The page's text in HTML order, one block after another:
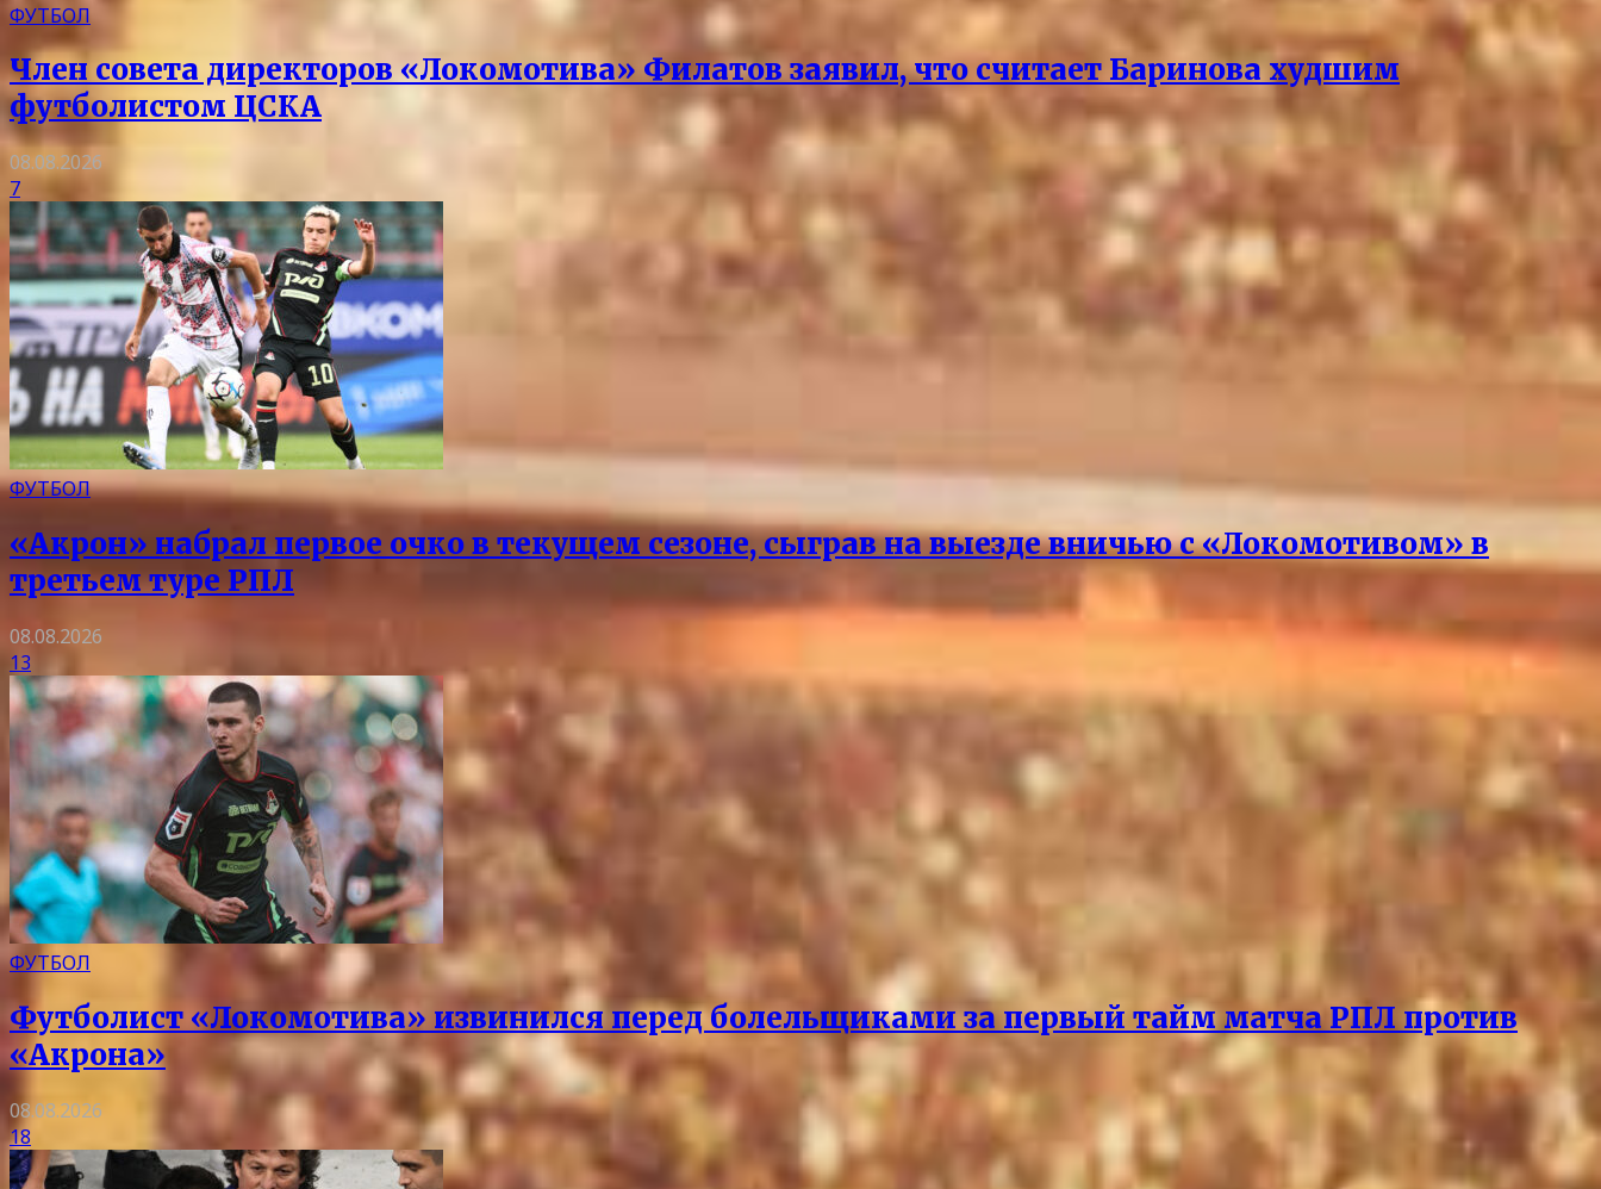
ФУТБОЛ
Член совета директоров «Локомотива» Филатов заявил, что считает Баринова худшим
футболистом ЦСКА
08.08.2026
7
ФУТБОЛ
«Акрон» набрал первое очко в текущем сезоне, сыграв на выезде вничью с «Локомотивом» в
третьем туре РПЛ
08.08.2026
13
ФУТБОЛ
Футболист «Локомотива» извинился перед болельщиками за первый тайм матча РПЛ против
«Акрона»
08.08.2026
18